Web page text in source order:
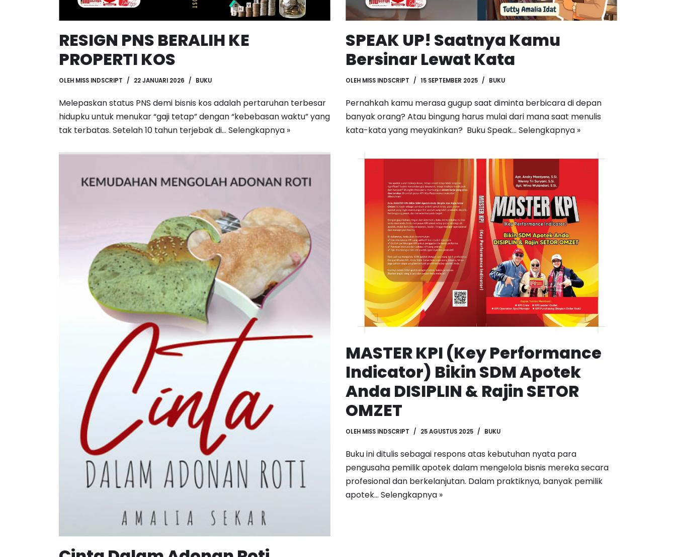
RESIGN PNS BERALIH KE
PROPERTI KOS
OLEH MISS INDSCRIPT 22 JANUARI 2026 BUKU
Melepaskan status PNS demi bisnis kos adalah pertaruhan terbesar
hidupku untuk menukar “gaji tetap” dengan “kebebasan waktu” yang
tak terbatas. Setelah 10 tahun terjebak di… Selengkapnya »
SPEAK UP! Saatnya Kamu
Bersinar Lewat Kata
OLEH MISS INDSCRIPT 15 SEPTEMBER 2025 BUKU
Pernahkah kamu merasa gugup saat diminta berbicara di depan
banyak orang? Atau bingung harus mulai dari mana saat menulis
kata-kata yang meyakinkan? ‎ ‎Buku Speak… Selengkapnya »
MASTER KPI (Key Performance
Indicator) Bikin SDM Apotek
Anda DISIPLIN & Rajin SETOR
OMZET
OLEH MISS INDSCRIPT 25 AGUSTUS 2025 BUKU
Buku ini ditulis sebagai respons atas kebutuhan nyata para
pengusaha pemilik apotek dalam mengelola bisnis mereka secara
profesional dan berkelanjutan. Dalam praktiknya, banyak pemilik
apotek… Selengkapnya »